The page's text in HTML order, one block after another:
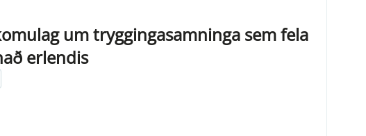
um tryggingasamninga sem fela
erlendis